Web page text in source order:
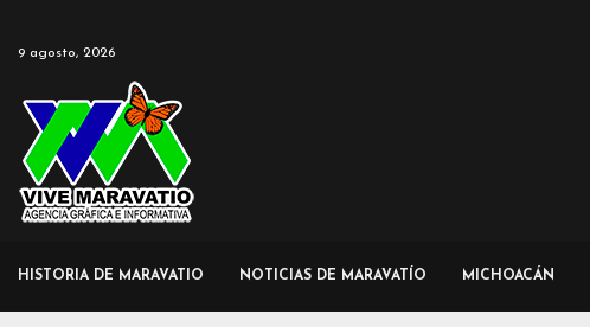
9 agosto, 2026
HISTORIA DE MARAVATIO NOTICIAS DE MARAVATÍO MICHOACÁN